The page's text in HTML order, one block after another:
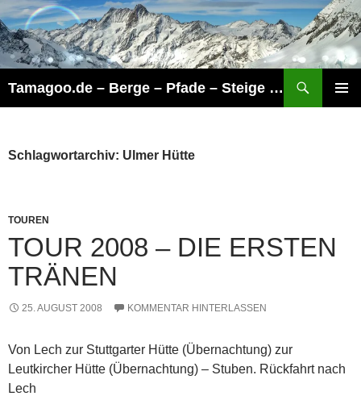
Zum
Inhalt
springen
Tamagoo.de – Berge – Pfade – Steige – Touren
Schlagwortarchiv: Ulmer Hütte
TOUREN
TOUR 2008 – DIE ERSTEN
TRÄNEN
25. AUGUST 2008 KOMMENTAR HINTERLASSEN
Von Lech zur Stuttgarter Hütte (Übernachtung) zur
Leutkircher Hütte (Übernachtung) – Stuben. Rückfahrt nach
Lech